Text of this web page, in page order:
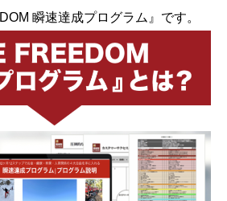
瞬速達成プログラム』です。